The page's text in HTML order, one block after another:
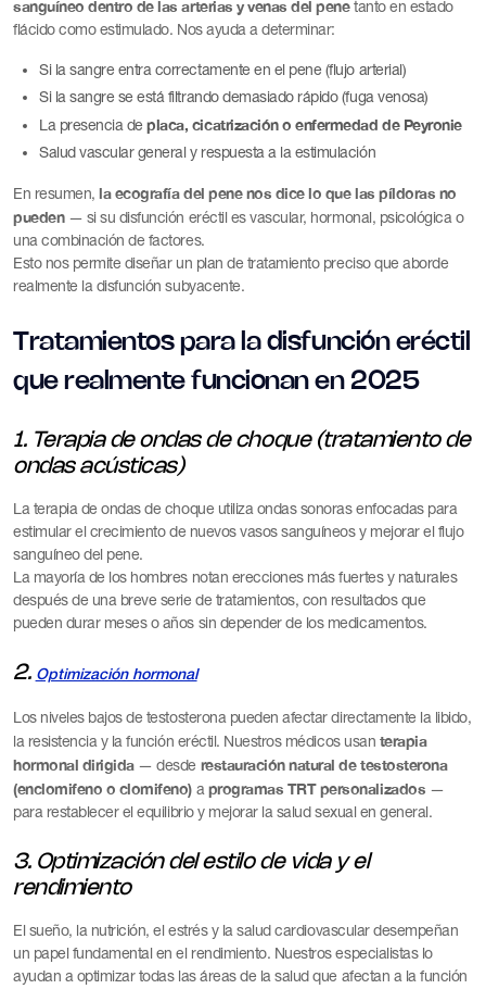
sanguíneo dentro de las arterias y venas del penetanto en estado
flácido como estimulado. Nos ayuda a determinar:
Si la sangre entra correctamente en el pene (flujo arterial)
Si la sangre se está filtrando demasiado rápido (fuga venosa)
La presencia deplaca, cicatrización o enfermedad de Peyronie
Salud vascular general y respuesta a la estimulación
En resumen,la ecografía del pene nos dice lo que las píldoras no
pueden— si su disfunción eréctil es vascular, hormonal, psicológica o
una combinación de factores.
Esto nos permite diseñar un plan de tratamiento preciso que aborde
realmente la disfunción subyacente.
Tratamientos para la disfunción eréctil
que realmente funcionan en 2025
1. Terapia de ondas de choque (tratamiento de
ondas acústicas)
La terapia de ondas de choque utiliza ondas sonoras enfocadas para
estimular el crecimiento de nuevos vasos sanguíneos y mejorar el flujo
sanguíneo del pene.
La mayoría de los hombres notan erecciones más fuertes y naturales
después de una breve serie de tratamientos, con resultados que
pueden durar meses o años sin depender de los medicamentos.
2. Optimización hormonal
Los niveles bajos de testosterona pueden afectar directamente la libido,
la resistencia y la función eréctil. Nuestros médicos usan terapia
hormonal dirigida— desde restauración natural de testosterona
(enclomifeno o clomifeno) a programas TRT personalizados —
para restablecer el equilibrio y mejorar la salud sexual en general.
3. Optimización del estilo de vida y el
rendimiento
El sueño, la nutrición, el estrés y la salud cardiovascular desempeñan
un papel fundamental en el rendimiento. Nuestros especialistas lo
ayudan a optimizar todas las áreas de la salud que afectan a la función